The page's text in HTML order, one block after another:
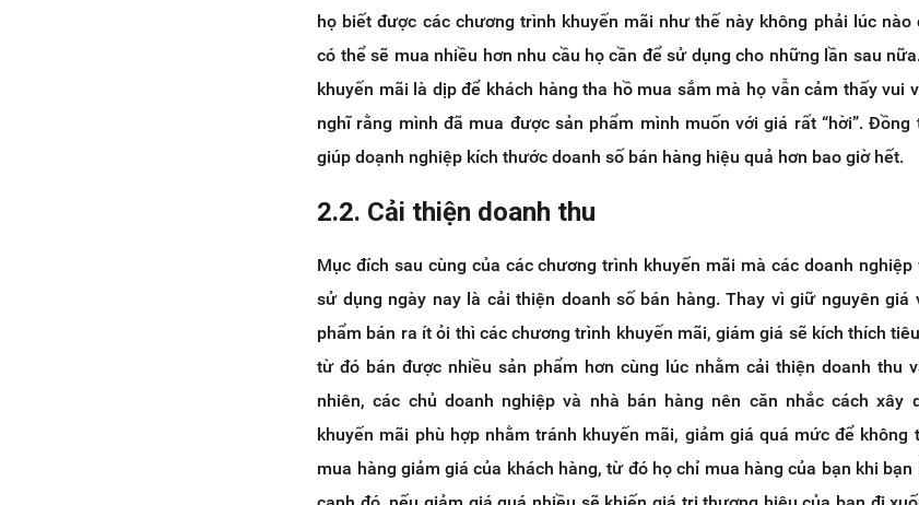
họ biết được các chương trình khuyến mãi như thế này không phải lúc nào
có thể sẽ mua nhiều hơn nhu cầu họ cần để sử dụng cho những lần sau
khuyến mãi là dịp để khách hàng tha hồ mua sắm mà họ vẫn cảm thấy vui
nghĩ rằng mình đã mua được sản phẩm mình muốn với giá rất “hời”. Đồng
giúp doạnh nghiệp kích thước doanh số bán hàng hiệu quả hơn bao giờ hết.
2.2. Cải thiện doanh thu
Mục đích sau cùng của các chương trình khuyến mãi mà các doanh nghiệp
sử dụng ngày nay là cải thiện doanh số bán hàng. Thay vì giữ nguyên giá
phẩm bán ra ít ỏi thì các chương trình khuyến mãi, giám giá sẽ kích thích
từ đó bán được nhiều sản phẩm hơn cùng lúc nhằm cải thiện doanh thu
nhiên, các chủ doanh nghiệp và nhà bán hàng nên căn nhắc cách xây
khuyến mãi phù hợp nhằm tránh khuyến mãi, giảm giá quá mức để không
mua hàng giảm giá của khách hàng, từ đó họ chỉ mua hàng của bạn khi bạn